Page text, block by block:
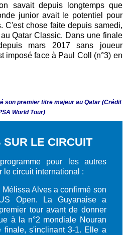
savait depuis longtemps que
junior avait le potentiel pour
C'est chose faite depuis samedi,
Qatar Classic. Dans une finale
mars 2017 sans joueur
imposé face à Paul Coll (n°3) en
son premier titre majeur au Qatar (Crédit
World Tour)
LE CIRCUIT
pour les autres
le circuit international :
Alves a confirmé son
Open. La Guyanaise a
tour avant de donner
à la n°2 mondiale Nouran
finale, s'inclinant 3-1. Elle a